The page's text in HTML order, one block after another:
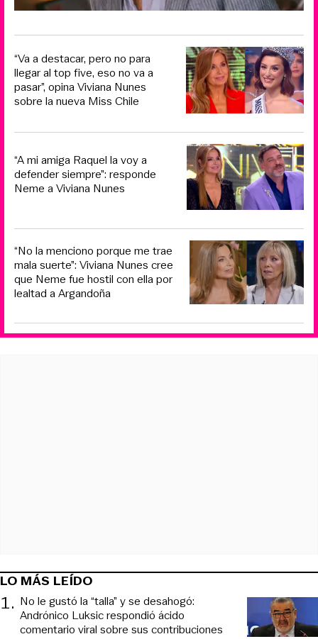
“Va a destacar, pero no para
llegar al top five, eso no va a
pasar”, opina Viviana Nunes
sobre la nueva Miss Chile
“A mi amiga Raquel la voy a
defender siempre”: responde
Neme a Viviana Nunes
“No la menciono porque me trae
mala suerte”: Viviana Nunes cree
que Neme fue hostil con ella por
lealtad a Argandoña
LO MÁS LEÍDO
1. No le gustó la “talla” y se desahogó:
Andrónico Luksic respondió ácido
comentario viral sobre sus contribuciones